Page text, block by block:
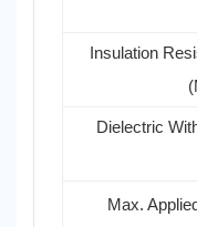
Insulation
Dielectric
Max.